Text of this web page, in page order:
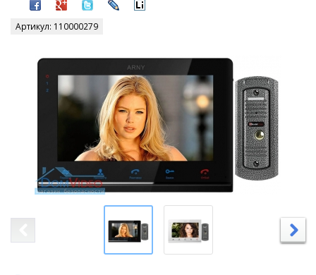
Артикул: 110000279